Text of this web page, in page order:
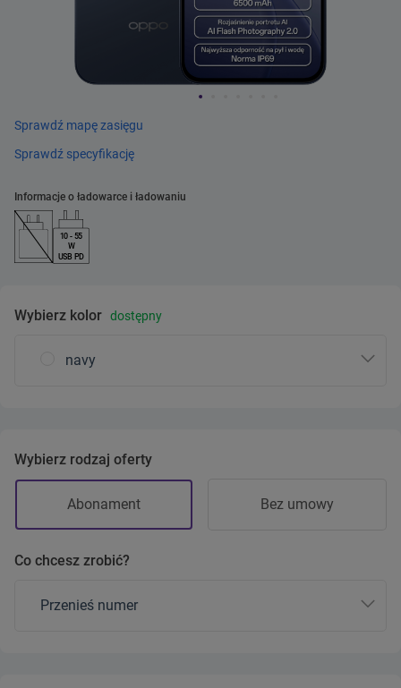
Sprawdź mapę zasięgu
Sprawdź specyfikację
Informacje o ładowarce i ładowaniu
10 - 55
W
USB PD
Wybierz kolor dostępny
navy
Wybierz rodzaj oferty
Abonament Bez umowy
Co chcesz zrobić?
Przenieś numer